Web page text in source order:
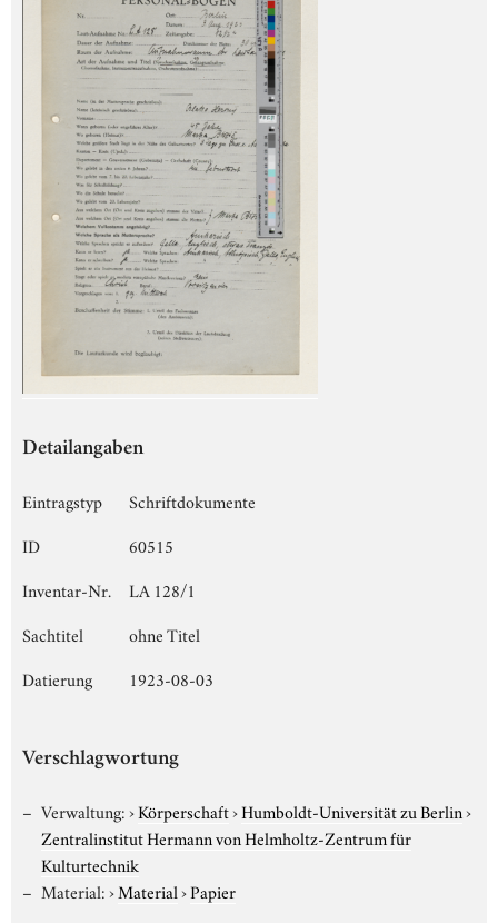
Detailangaben
Eintragstyp
Schriftdokumente
ID
60515
Inventar-Nr.
LA 128/1
Sachtitel
ohne Titel
Datierung
1923-08-03
Verschlagwortung
Verwaltung:›Körperschaft›Humboldt-Universität zu Berlin›
Zentralinstitut Hermann von Helmholtz-Zentrum für
Kulturtechnik
Material:›Material›Papier